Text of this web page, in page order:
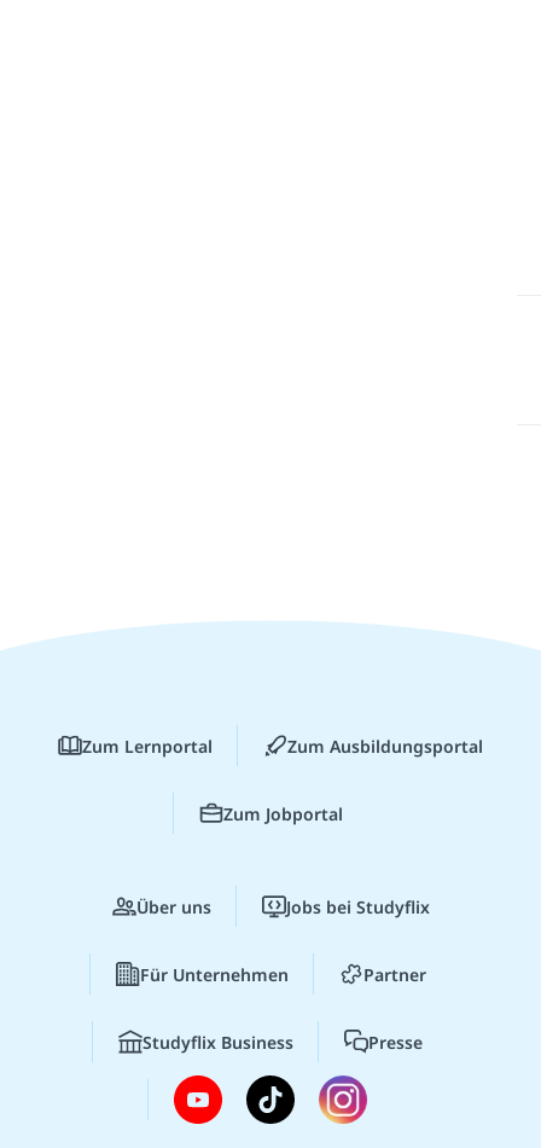
Zum Lernportal Zum Ausbildungsportal
Zum Jobportal
Über uns Jobs bei Studyflix
Für Unternehmen Partner
Studyflix Business Presse